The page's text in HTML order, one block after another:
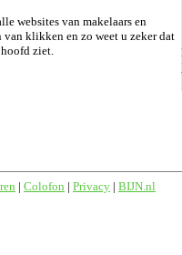
websites van makelaars en
klikken en zo weet u zeker dat
ziet.
| Colofon | Privacy | BIJN.nl